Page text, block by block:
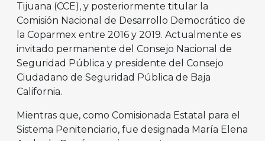
Tijuana (CCE), y posteriormente titular la
Comisión Nacional de Desarrollo Democrático de
la Coparmex entre 2016 y 2019. Actualmente es
invitado permanente del Consejo Nacional de
Seguridad Pública y presidente del Consejo
Ciudadano de Seguridad Pública de Baja
California.
Mientras que, como Comisionada Estatal para el
Sistema Penitenciario, fue designada María Elena